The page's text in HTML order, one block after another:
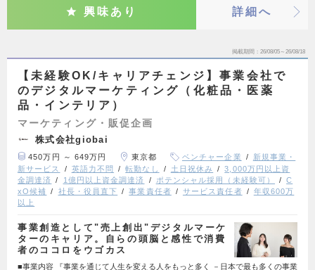
興味あり 詳細へ
掲載期間 26/08/05～26/08/18
【未経験OK/キャリアチェンジ】事業会社で
のデジタルマーケティング（化粧品・医薬
品・インテリア）
マーケティング・販促企画
株式会社giobai
450万円 ～ 649万円 東京都 ベンチャー企業
新規事業・
新サービス
英語力不問 転勤なし 土日祝休み
3,000万円以上資
金調達済
1億円以上資金調達済 ポテンシャル採用（未経験可）
C
xO候補
社長・役員直下 事業責任者 サービス責任者
年収600万
以上
事業創造として"売上創出"デジタルマーケ
ターのキャリア。自らの頭脳と感性で消費
者のココロをウゴカス
■事業内容 『事業を通じて人生を変える人をもっと多く －日本で最も多くの事業